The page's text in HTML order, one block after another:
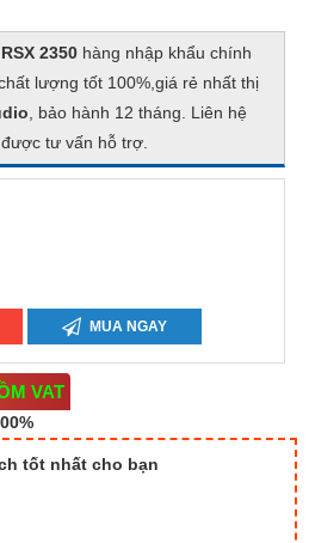
2350 hàng nhập khẩu chính
lượng tốt 100%,giá rẻ nhất thị
, bảo hành 12 tháng. Liên hệ
tư vấn hỗ trợ.
MUA NGAY
VAT
tốt nhất cho bạn